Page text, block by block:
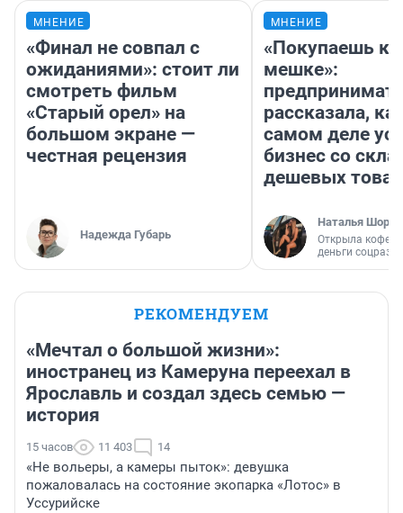
МНЕНИЕ
«Финал не совпал с
ожиданиями»: стоит ли
смотреть фильм
«Старый орел» на
большом экране —
честная рецензия
Надежда Губарь
МНЕНИЕ
«Покупаешь
мешке»:
рассказала,
самом деле
бизнес со
дешевых
Наталья
Открыла
деньги
РЕКОМЕНДУЕМ
«Мечтал о большой жизни»:
иностранец из Камеруна переехал в
Ярославль и создал здесь семью —
история
15 часов 11 403 14
«Не вольеры, а камеры пыток»: девушка
пожаловалась на состояние экопарка «Лотос» в
Уссурийске